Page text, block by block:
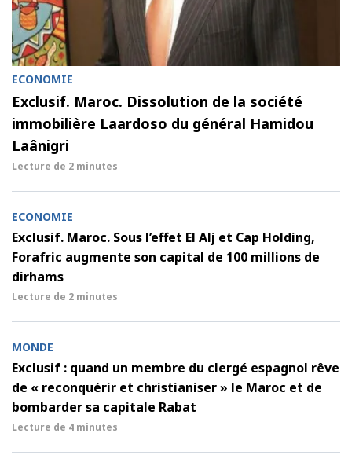
ECONOMIE
Exclusif. Maroc. Dissolution de la société
immobilière Laardoso du général Hamidou
Laânigri
Lecture de 2 minutes
ECONOMIE
Exclusif. Maroc. Sous l’effet El Alj et Cap Holding,
Forafric augmente son capital de 100 millions de
dirhams
Lecture de 2 minutes
MONDE
Exclusif : quand un membre du clergé espagnol rêve
de « reconquérir et christianiser » le Maroc et de
bombarder sa capitale Rabat
Lecture de 4 minutes